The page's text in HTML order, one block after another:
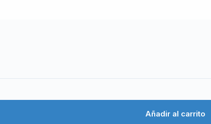
Añadir al carrito